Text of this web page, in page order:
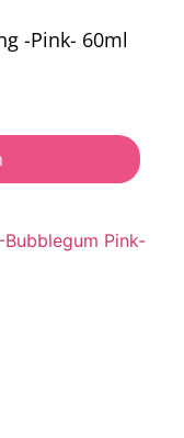
-Pink- 60ml